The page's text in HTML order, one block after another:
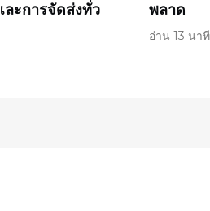
ละการจัดส่งทั่ว
พลาด
อ่าน 13 นาที